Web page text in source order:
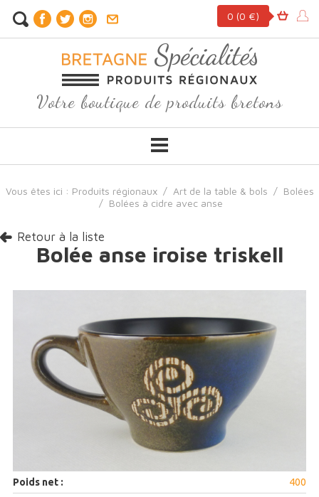
Votre boutique de produits bretons
0 (0 €)
Vous êtes ici : Produits régionaux/ Art de la table & bols / Bolées
/ Bolées à cidre avec anse
Retour à la liste
Bolée anse iroise triskell
Poids net : 400